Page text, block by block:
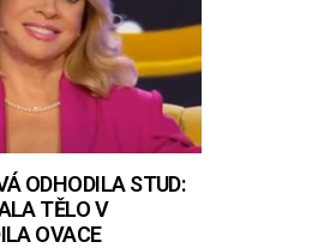
ODHODILA STUD:
TĚLO V
OVACE